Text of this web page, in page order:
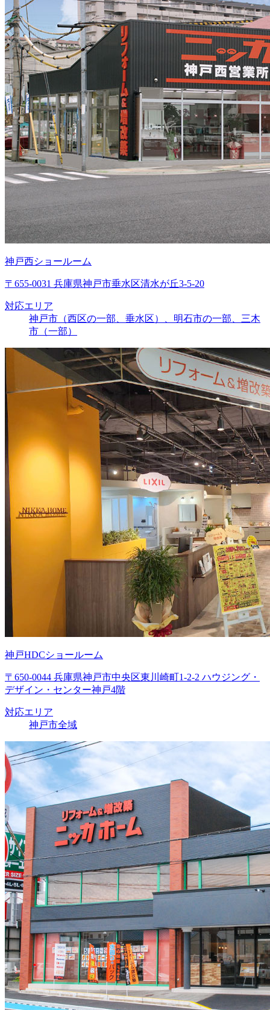
神戸西ショールーム
〒655-0031 兵庫県神戸市垂水区清水が丘3-5-20
対応エリア
神戸市（西区の一部、垂水区）、明石市の一部、三木
市（一部）
神戸HDCショールーム
〒650-0044 兵庫県神戸市中央区東川崎町1-2-2 ハウジング・
デザイン・センター神戸4階
対応エリア
神戸市全域